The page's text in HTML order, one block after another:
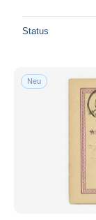
Status
Neu